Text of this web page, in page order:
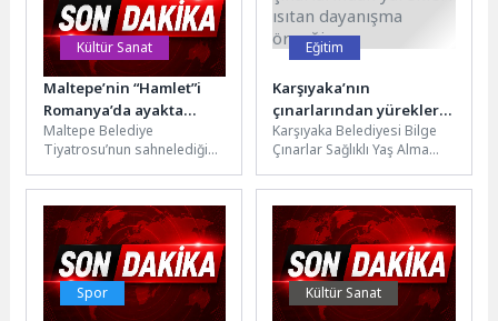
Kültür Sanat
Maltepe’nin “Hamlet”i
Romanya’da ayakta
alkışlandı
Maltepe Belediye
Tiyatrosu’nun sahnelediği
en prestijli festivallerinden
biri olan Babel Tiyatro
Festivali’nde...
Eğitim
Karşıyaka’nın
çınarlarından yürekleri
ısıtan dayanışma örneği
Karşıyaka Belediyesi Bilge
Çınarlar Sağlıklı Yaş Alma
kalpleri ısıtan bir sosyal...
Spor Kültür Sanat